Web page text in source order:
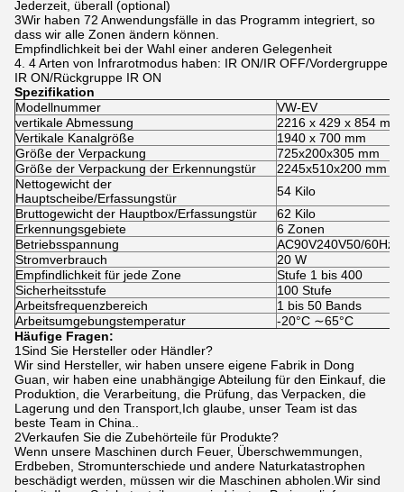
Jederzeit, überall (optional)
3Wir haben 72 Anwendungsfälle in das Programm integriert, so
dass wir alle Zonen ändern können.
Empfindlichkeit bei der Wahl einer anderen Gelegenheit
4. 4 Arten von Infrarotmodus haben: IR ON/IR OFF/Vordergruppe
IR ON/Rückgruppe IR ON
Spezifikation
Modellnummer
VW-EV
vertikale Abmessung
2216 x 429 x 854 mm
Vertikale Kanalgröße
1940 x 700 mm
Größe der Verpackung
725x200x305 mm
Größe der Verpackung der Erkennungstür
2245x510x200 mm
Nettogewicht der
Hauptscheibe/Erfassungstür
54 Kilo
Bruttogewicht der Hauptbox/Erfassungstür
62 Kilo
Erkennungsgebiete
6 Zonen
Betriebsspannung
AC90V240V50/60Hz
Stromverbrauch
20 W
Empfindlichkeit für jede Zone
Stufe 1 bis 400
Sicherheitsstufe
100 Stufe
Arbeitsfrequenzbereich
1 bis 50 Bands
Arbeitsumgebungstemperatur
-20°C ∼65°C
Häufige Fragen:
1Sind Sie Hersteller oder Händler?
Wir sind Hersteller, wir haben unsere eigene Fabrik in Dong
Guan, wir haben eine unabhängige Abteilung für den Einkauf, die
Produktion, die Verarbeitung, die Prüfung, das Verpacken, die
Lagerung und den Transport,Ich glaube, unser Team ist das
beste Team in China..
2Verkaufen Sie die Zubehörteile für Produkte?
Wenn unsere Maschinen durch Feuer, Überschwemmungen,
Erdbeben, Stromunterschiede und andere Naturkatastrophen
beschädigt werden, müssen wir die Maschinen abholen.Wir sind